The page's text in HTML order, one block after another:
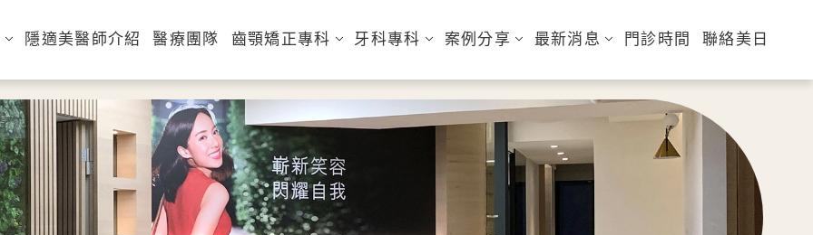
隱適美醫師介紹 醫療團隊 齒顎矯正專科 牙科專科 案例分享 最新消息 門診時間 聯絡美日